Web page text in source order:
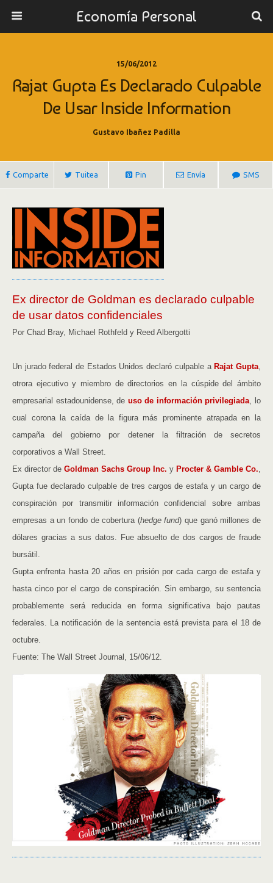
Economía Personal
15/06/2012
Rajat Gupta Es Declarado Culpable
De Usar Inside Information
Gustavo Ibañez Padilla
Comparte Tuitea Pin Envía SMS
Ex director de Goldman es declarado culpable
de usar datos confidenciales
Por Chad Bray, Michael Rothfeld y Reed Albergotti
Un jurado federal de Estados Unidos declaró culpable a Rajat Gupta,
otrora ejecutivo y miembro de directorios en la cúspide del ámbito
empresarial estadounidense, de uso de información privilegiada, lo
cual corona la caída de la figura más prominente atrapada en la
campaña del gobierno por detener la filtración de secretos
corporativos a Wall Street.
Ex director de Goldman Sachs Group Inc. y Procter & Gamble Co.,
Gupta fue declarado culpable de tres cargos de estafa y un cargo de
conspiración por transmitir información confidencial sobre ambas
empresas a un fondo de cobertura (hedge fund) que ganó millones de
dólares gracias a sus datos. Fue absuelto de dos cargos de fraude
bursátil.
Gupta enfrenta hasta 20 años en prisión por cada cargo de estafa y
hasta cinco por el cargo de conspiración. Sin embargo, su sentencia
probablemente será reducida en forma significativa bajo pautas
federales. La notificación de la sentencia está prevista para el 18 de
octubre.
Fuente: The Wall Street Journal, 15/06/12.